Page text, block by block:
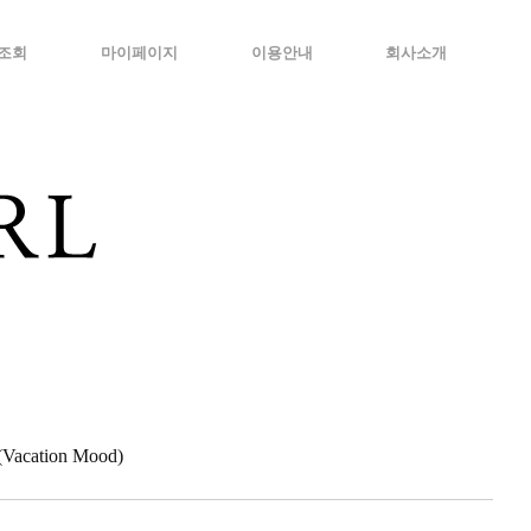
회 마이페이지 이용안내 회사소개
Mood)